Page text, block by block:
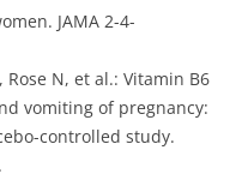
JAMA 2-4-
Rose N, et al.: Vitamin B6
vomiting of pregnancy:
controlled study.